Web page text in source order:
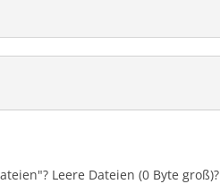
Leere Dateien (0 Byte groß)?